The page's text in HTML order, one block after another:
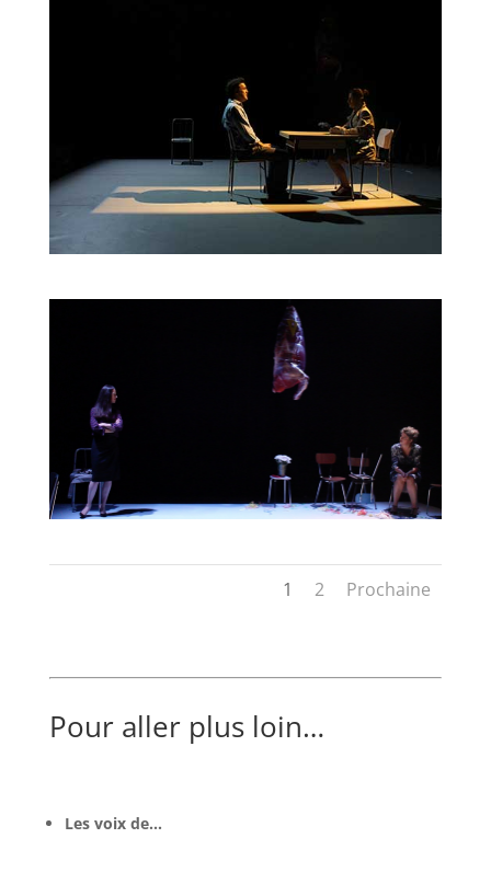
1 2 Prochaine
Pour aller plus loin…
Les voix de…